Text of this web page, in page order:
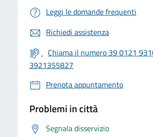
Leggi le domande frequenti
Richiedi assistenza
Chiama il numero 39 0121
3921355827
Prenota appuntamento
Problemi in città
Segnala disservizio